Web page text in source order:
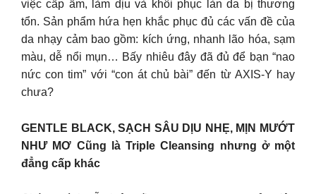
việc cấp ẩm, làm dịu và khôi phục làn da bị thương
tổn. Sản phẩm hứa hẹn khắc phục đủ các vấn đề của
da nhạy cảm bao gồm: kích ứng, nhanh lão hóa, sạm
màu, dễ nổi mụn… Bấy nhiêu đây đã đủ để bạn “nao
nức con tim” với “con át chủ bài” đến từ AXIS-Y hay
chưa?
GENTLE BLACK, SẠCH SÂU DỊU NHẸ, MỊN MƯỚT
NHƯ MƠ Cũng là Triple Cleansing nhưng ở một
đẳng cấp khác